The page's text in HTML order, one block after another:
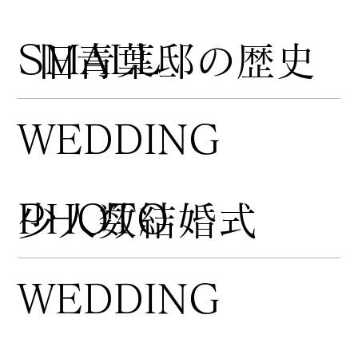
​旧青葉邸の歴史
​少人数結婚式
​SMALL
WEDDING
PHOTO
WEDDING